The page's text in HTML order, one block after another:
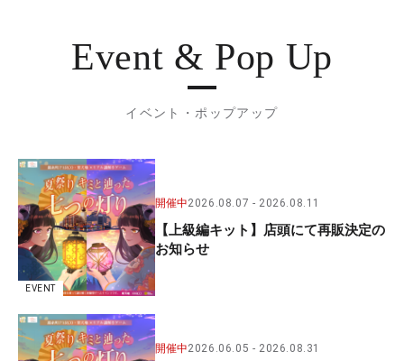
Event & Pop Up
イベント・ポップアップ
EVENT
開催中2026.08.07 2026.08.11
【上級編キット】店頭にて再販決定の
お知らせ
開催中2026.06.05 2026.08.31